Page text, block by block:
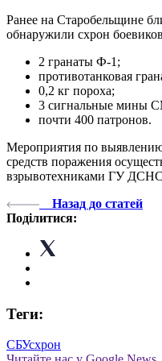
Ранее на Старобельщине
обнаружили схрон
2 гранаты Ф-1;
противотанковая
0,2 кг пороха;
3 сигнальные мины
почти 400 патронов.
Мероприятия по
средств поражения
взрывотехниками ГУ ДСНС
Назад до статей
Поділитися:
Теги:
СБУсхрон